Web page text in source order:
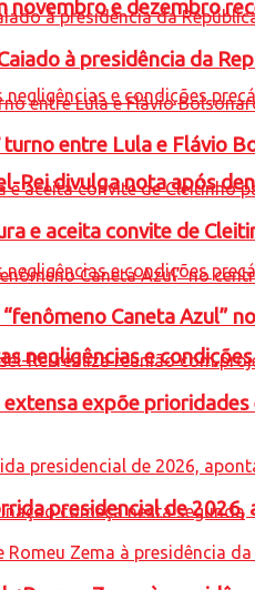
novembro e dezembro
Rei divulga nota após
negligências e
à presidência da
turno entre Lula e Flávio
e aceita convite de
Caneta Azul”
expõe
presidencial de 2026,